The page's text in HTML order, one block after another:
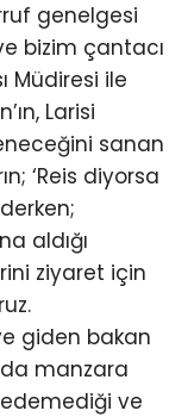
genelgesi
bizim çantacı
Müdiresi ile
Larisi
sanan
‘Reis diyorsa
aldığı
ziyaret için
giden bakan
manzara
ve